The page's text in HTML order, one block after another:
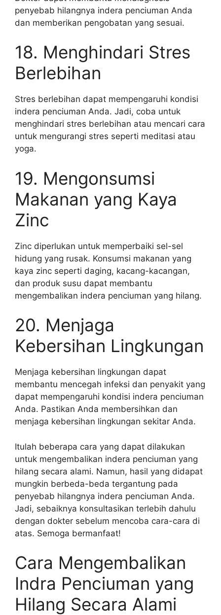
penyebab hilangnya indera penciuman Anda
dan memberikan pengobatan yang sesuai.
18. Menghindari Stres
Berlebihan
Stres berlebihan dapat mempengaruhi kondisi
indera penciuman Anda. Jadi, coba untuk
menghindari stres berlebihan atau mencari cara
untuk mengurangi stres seperti meditasi atau
yoga.
19. Mengonsumsi
Makanan yang Kaya
Zinc
Zinc diperlukan untuk memperbaiki sel-sel
hidung yang rusak. Konsumsi makanan yang
kaya zinc seperti daging, kacang-kacangan,
dan produk susu dapat membantu
mengembalikan indera penciuman yang hilang.
20. Menjaga
Kebersihan Lingkungan
Menjaga kebersihan lingkungan dapat
membantu mencegah infeksi dan penyakit yang
dapat mempengaruhi kondisi indera penciuman
Anda. Pastikan Anda membersihkan dan
menjaga kebersihan lingkungan sekitar Anda.
Itulah beberapa cara yang dapat dilakukan
untuk mengembalikan indera penciuman yang
hilang secara alami. Namun, hasil yang didapat
mungkin berbeda-beda tergantung pada
penyebab hilangnya indera penciuman Anda.
Jadi, sebaiknya konsultasikan terlebih dahulu
dengan dokter sebelum mencoba cara-cara di
atas. Semoga bermanfaat!
Cara Mengembalikan
Indra Penciuman yang
Hilang Secara Alami